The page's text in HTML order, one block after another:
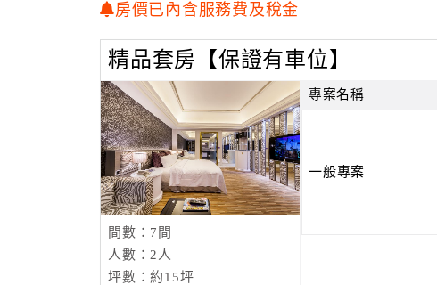
房價已內含服務費及稅金
精品套房【保證有車位】
間數：7間
人數：2人
坪數：約15坪
專案名稱
一般專案